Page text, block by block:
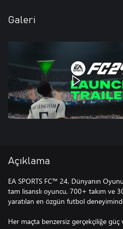
Galeri
Açıklama
EA SPORTS FC™ 24, Dünyanın
tam lisanslı oyuncu, 700+ takım ve
yaratılan en özgün futbol
Her maçta benzersiz gerçekçiliğe